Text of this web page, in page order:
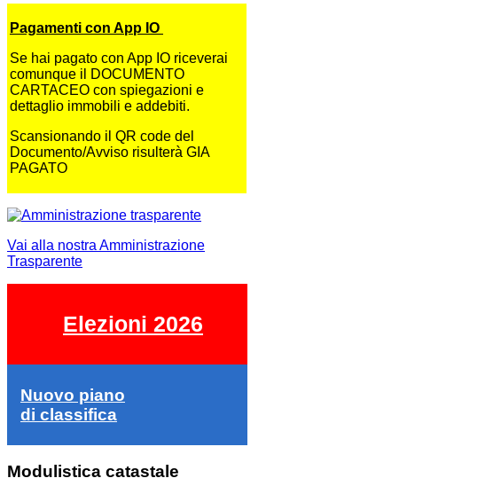
Pagamenti con App IO
Se hai pagato con App IO riceverai
comunque il DOCUMENTO
CARTACEO con spiegazioni e
dettaglio immobili e addebiti.
Scansionando il QR code del
Documento/Avviso risulterà GIA
PAGATO
Vai alla nostra Amministrazione
Trasparente
Elezioni 2026
Nuovo piano
di classifica
Modulistica catastale